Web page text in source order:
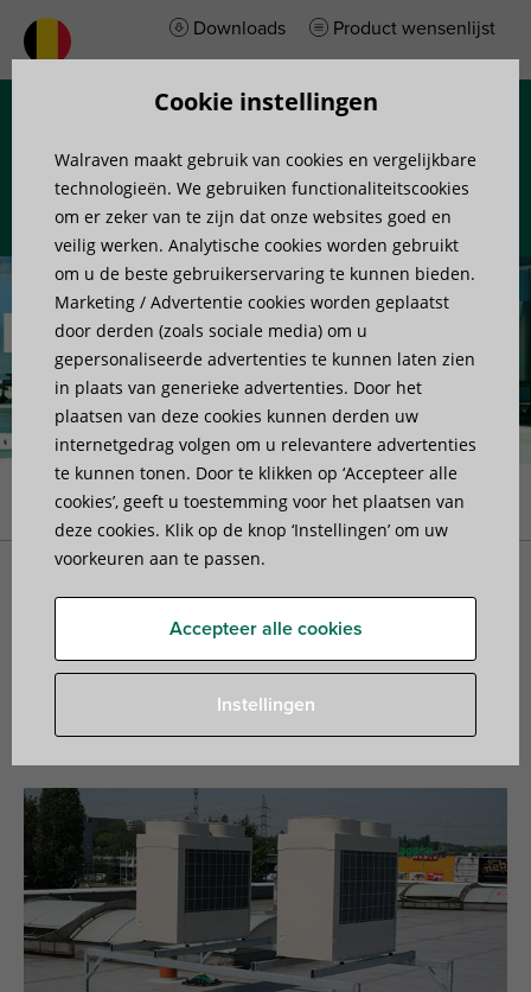
Downloads Product wensenlijst
Referenties
Home»Walraven Dakmontage Systemen»Referenties
Referenties Dakmontage Oplossingen
Installatie Ondersteuning
Cookie instellingen
Walraven maakt gebruik van cookies en vergelijkbare
technologieën. We gebruiken functionaliteitscookies
om er zeker van te zijn dat onze websites goed en
veilig werken. Analytische cookies worden gebruikt
om u de beste gebruikerservaring te kunnen bieden.
Marketing / Advertentie cookies worden geplaatst
door derden (zoals sociale media) om u
gepersonaliseerde advertenties te kunnen laten zien
in plaats van generieke advertenties. Door het
plaatsen van deze cookies kunnen derden uw
internetgedrag volgen om u relevantere advertenties
te kunnen tonen. Door te klikken op ‘Accepteer alle
cookies’, geeft u toestemming voor het plaatsen van
deze cookies. Klik op de knop ‘Instellingen’ om uw
voorkeuren aan te passen.
Accepteer alle cookies
Instellingen